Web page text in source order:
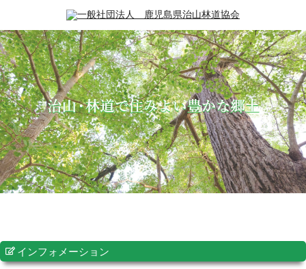
インフォメーション